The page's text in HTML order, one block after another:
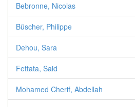
Bebronne, Nicolas
Büscher, Philippe
Dehou, Sara
Fettata, Said
Mohamed Cherif, Abdellah